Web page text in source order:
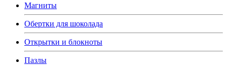
Магниты
Обертки для шоколада
Открытки и блокноты
Пазлы